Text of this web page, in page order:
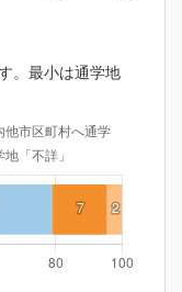
。最小は通学地